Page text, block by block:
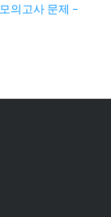
의고사 문제 –